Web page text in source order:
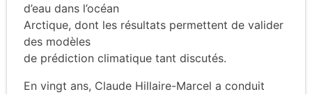
d’eau dans l’océan
Arctique, dont les résultats permettent de valider
des modèles
de prédiction climatique tant discutés.
En vingt ans, Claude Hillaire-Marcel a conduit